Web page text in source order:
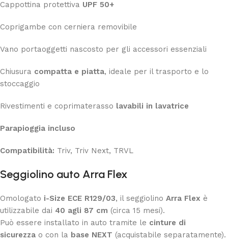
Cappottina protettiva UPF 50+
Coprigambe con cerniera removibile
Vano portaoggetti nascosto per gli accessori essenziali
Chiusura compatta e piatta, ideale per il trasporto e lo
stoccaggio
Rivestimenti e coprimaterasso lavabili in lavatrice
Parapioggia incluso
Compatibilità: Triv, Triv Next, TRVL
Seggiolino auto Arra Flex
Omologato i-Size ECE R129/03, il seggiolino Arra Flex è
utilizzabile dai 40 agli 87 cm (circa 15 mesi).
Può essere installato in auto tramite le cinture di
sicurezza o con la base NEXT (acquistabile separatamente).